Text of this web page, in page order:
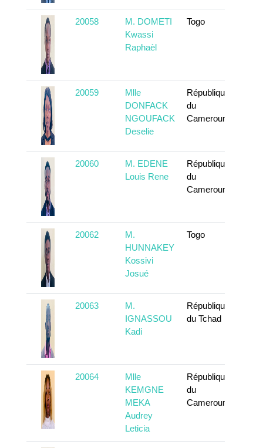
20058
M. DOMETI
Kwassi
Raphaèl
Togo
20059
Mlle
DONFACK
NGOUFACK
Deselie
République
du
Cameroun
20060
M. EDENE
Louis Rene
République
du
Cameroun
20062
M.
HUNNAKEY
Kossivi
Josué
Togo
20063
M.
IGNASSOU
Kadi
République
du Tchad
20064
Mlle
KEMGNE
MEKA
Audrey
Leticia
République
du
Cameroun